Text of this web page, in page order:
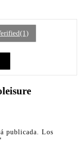
publicada.
Los